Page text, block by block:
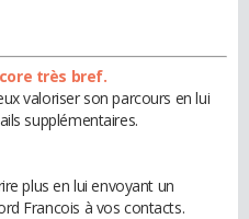
très bref.
valoriser son parcours en lui
supplémentaires.
plus en lui envoyant un
Francois à vos contacts.